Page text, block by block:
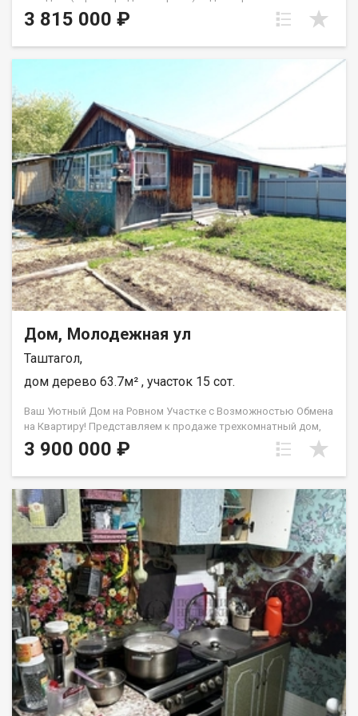
2015Площадь дома: 84,8 кв.м.Комнаты: 2Санузел:
совмещённыйКотельная: естьОтопление: печноеФундамент:
Канализация: септик; Электричество: заведено. Всё работает,
Площадь: 4,1 соткиНа участке есть небольшой огород, баня и
уборная Участок находится между ФПК и Южным районом:До
ФПК — 5–10 минут на машинеДо Южного района — 5–10 минут
на машинеТранспортная развязка — отличнаяВ шаговой
доступности: школа, детский сад 1 собственник Вся сумма в
договоре Чистая сделка, готовы к показуТОРГ УМЕСТЕН
Приобретая недвижимость через Федеральное Агентство
Недвижимости "Самолёт Плюс", Вы получаете: юридическое
сопровождение; помощь в оформлении ипотеки на выгодных
условиях; помощь в оформлении документов; Качественный
клиентский сервис. Рады будем ответить на все ваши
вопросы с 9:00 до 21:00​. Гарантия юридической чистоты
сделки от компании, которая работает на рынке
недвижимости в городе Кемерово с 2010 года! Шерина
Наталья
3 815 000 ₽
Дом, Молодежная ул
Таштагол,
дом дерево 63.7м² , участок 15 сот.
Ваш Уютный Дом на Ровном Участке с Возможностью Обмена
на Квартиру! Представляем к продаже трехкомнатный дом,
расположенный на ровном, ухоженном участке, идеально
подходящий для комфортной жизни и ведущий к воплощению
идеальный вариант для тех, кто ищет спокойствие и уют
частного дома без лишних хлопот, а также рассматривает
выгодный обмен на квартиру! Общая площадь дома: 63,7 кв.м.
Особенности вашего будущего дома: • Продуманная
планировка: Три светлые и просторные комнаты позволят с
комфортом разместиться семье, создав отдельные зоны для
отдыха и совместного времяпровождения. • Тепло и
экономично: Отопление в доме – надежное паровое печное,
обеспечивающее уют и тепло в любую погоду, при этом
позволяя регулировать расходы. • На двух хозяев: Дом имеет
независимые входы и свой отдельный участок, что
обеспечивает полную приватность. Вы получаете все
преимущества собственного дома с дружелюбными и
спокойными соседями. • Ровный участок: Земля на участке
абсолютно ровная, что идеально подходит для ведения
3 900 000 ₽